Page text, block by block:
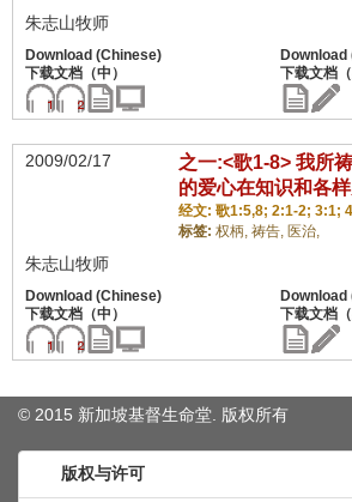
朱志山牧师
2009/02/17
之一:<歌1-8> 我所
的爱心在知识和各
经文: 歌1:5,8; 2:1-2; 3:1;
标签: 权柄, 祷告, 医治,
朱志山牧师
© 2015 新加坡基督生命堂. 版权所有
版权与许可